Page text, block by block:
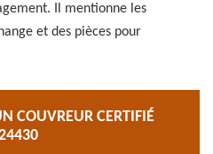
Il mentionne les
et des pièces pour
COUVREUR CERTIFIÉ